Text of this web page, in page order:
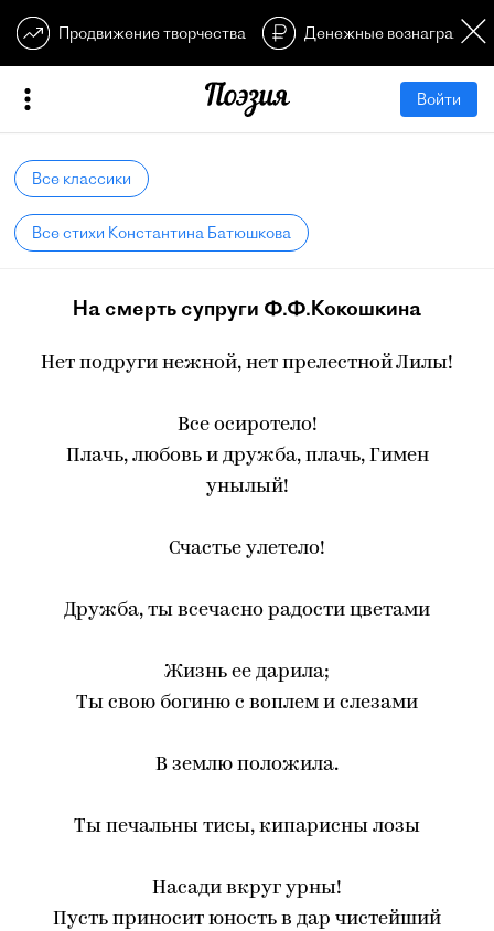
Продвижение творчества Денежные
Войти
Все классики
Все стихи Константина Батюшкова
На смерть супруги Ф.Ф.Кокошкина
Нет подруги нежной, нет прелестной Лилы!
Все осиротело!
Плачь, любовь и дружба, плачь, Гимен
унылый!
Счастье улетело!
Дружба, ты всечасно радости цветами
Жизнь ее дарила;
Ты свою богиню с воплем и слезами
В землю положила.
Ты печальны тисы, кипарисны лозы
Насади вкруг урны!
Пусть приносит юность в дар чистейший